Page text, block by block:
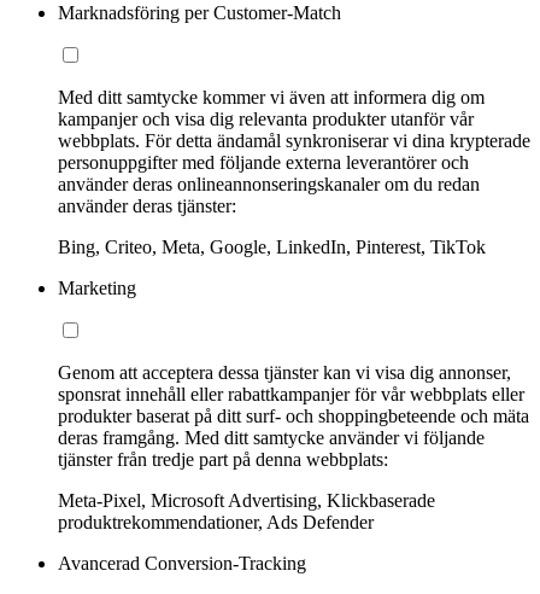
Marknadsföring per Customer-Match
Med ditt samtycke kommer vi även att informera dig om
kampanjer och visa dig relevanta produkter utanför vår
webbplats. För detta ändamål synkroniserar vi dina krypterade
personuppgifter med följande externa leverantörer och
använder deras onlineannonseringskanaler om du redan
använder deras tjänster:
Bing, Criteo, Meta, Google, LinkedIn, Pinterest, TikTok
Marketing
Genom att acceptera dessa tjänster kan vi visa dig annonser,
sponsrat innehåll eller rabattkampanjer för vår webbplats eller
produkter baserat på ditt surf- och shoppingbeteende och mäta
deras framgång. Med ditt samtycke använder vi följande
tjänster från tredje part på denna webbplats:
Meta-Pixel, Microsoft Advertising, Klickbaserade
produktrekommendationer, Ads Defender
Avancerad Conversion-Tracking